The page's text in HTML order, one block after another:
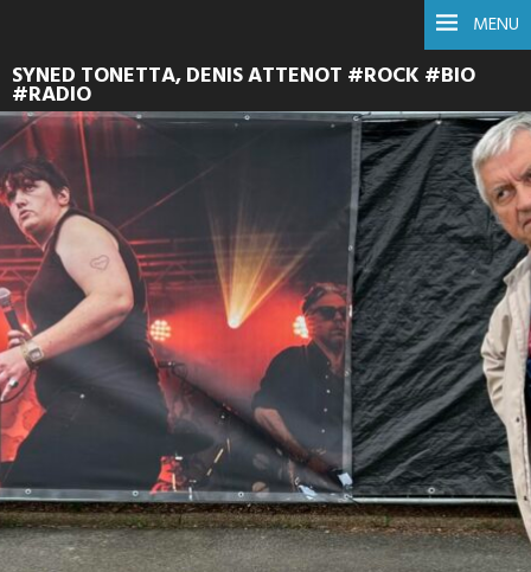
MENU
SYNED TONETTA, DENIS ATTENOT #ROCK #BIO
#RADIO